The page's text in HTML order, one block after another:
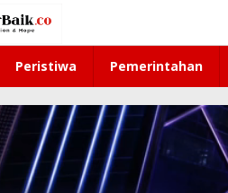
Peristiwa Pemerintahan